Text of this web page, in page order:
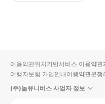
입니
다.
순
상
이용약관위치기반서비스 이용약관
여행자보험 가입안내여행약관분쟁
(주)놀유니버스 사업자 정보